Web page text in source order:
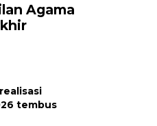
Agama
tembus